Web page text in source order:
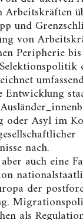
Arbeitskräften
und
von
Peripherie
Entwicklung
oder Asyl im
nach.
auch eine
der
als